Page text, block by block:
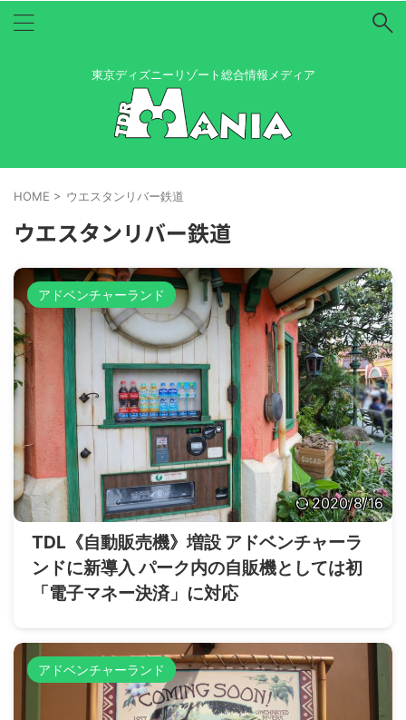
東京ディズニーリゾート総合情報メディア
HOME > ウエスタンリバー鉄道
ウエスタンリバー鉄道
アドベンチャーランド
2020/8/16
TDL《自動販売機》増設 アドベンチャーラ
ンドに新導入 パーク内の自販機としては初
「電子マネー決済」に対応
アドベンチャーランド